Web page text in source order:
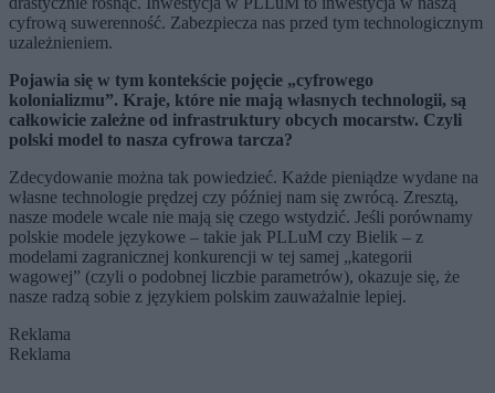
cyfrową suwerenność. Zabezpiecza nas przed tym technologicznym
uzależnieniem.
Pojawia się w tym kontekście pojęcie „cyfrowego
kolonializmu”. Kraje, które nie mają własnych technologii, są
całkowicie zależne od infrastruktury obcych mocarstw. Czyli
polski model to nasza cyfrowa tarcza?
Zdecydowanie można tak powiedzieć. Każde pieniądze wydane na
własne technologie prędzej czy później nam się zwrócą. Zresztą,
nasze modele wcale nie mają się czego wstydzić. Jeśli porównamy
polskie modele językowe – takie jak PLLuM czy Bielik – z
modelami zagranicznej konkurencji w tej samej „kategorii
wagowej” (czyli o podobnej liczbie parametrów), okazuje się, że
nasze radzą sobie z językiem polskim zauważalnie lepiej.
Reklama
Reklama